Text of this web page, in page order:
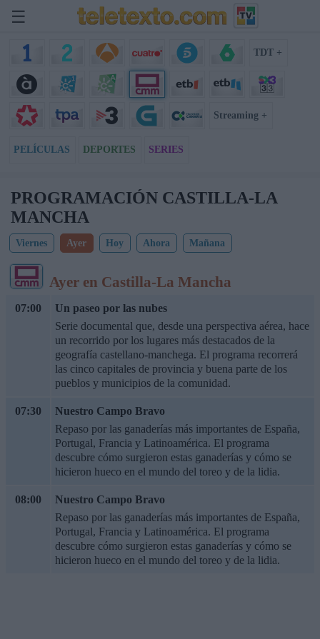
☰
TDT +
Streaming +
PELÍCULAS DEPORTES SERIES
PROGRAMACIÓN CASTILLA-LA
MANCHA
Viernes Ayer Hoy Ahora Mañana
Ayer en Castilla-La Mancha
07:00
Un paseo por las nubes
Serie documental que, desde una perspectiva aérea, hace
un recorrido por los lugares más destacados de la
geografía castellano-manchega. El programa recorrerá
las cinco capitales de provincia y buena parte de los
pueblos y municipios de la comunidad.
07:30
Nuestro Campo Bravo
Repaso por las ganaderías más importantes de España,
Portugal, Francia y Latinoamérica. El programa
descubre cómo surgieron estas ganaderías y cómo se
hicieron hueco en el mundo del toreo y de la lidia.
08:00
Nuestro Campo Bravo
Repaso por las ganaderías más importantes de España,
Portugal, Francia y Latinoamérica. El programa
descubre cómo surgieron estas ganaderías y cómo se
hicieron hueco en el mundo del toreo y de la lidia.